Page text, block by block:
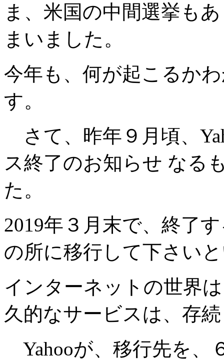
ま、米国の中間選挙も
まいました。
今年も、何が起こるか
す。
さて、昨年９月頃、
ス終了のお知らせ なる
た。
2019年３月末で、終了
の所に移行して下さい
インターネットの世界
久的なサービスは、存
Yahooが、移行先を、